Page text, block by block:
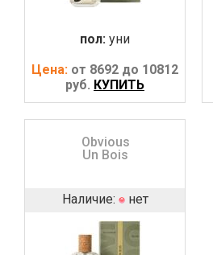
пол: уни
Цена: от 8692 до 10812
руб. КУПИТЬ
Obvious
Un Bois
Наличие: нет